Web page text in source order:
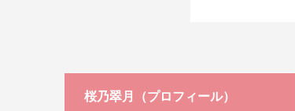
桜乃翠月（プロフィール）